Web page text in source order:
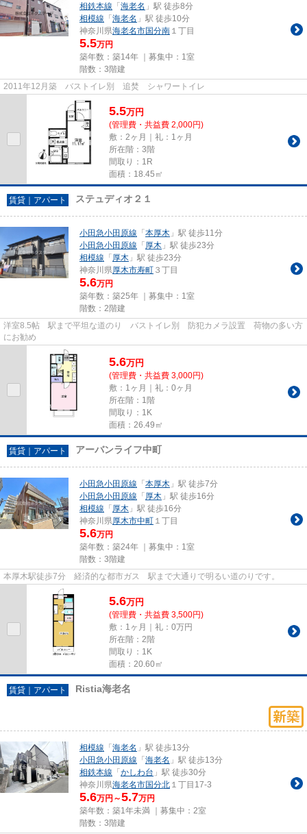
相鉄本線 「海老名 」駅 徒歩8分
相模線 「海老名 」駅 徒歩10分
神奈川県海老名市国分南 １丁目
5.5万円
築年数：築14年 ｜募集中： 1室
階数：3階建
2011年12月築 バストイレ別 追焚 シャワートイレ
5.5万円
(管理費・共益費 2,000円)
敷：2ヶ月｜礼：1ヶ月
所在階：3階
間取り：1R
面積：18.45㎡
賃貸｜アパート ステュディオ２１
小田急小田原線 「本厚木 」駅 徒歩11分
小田急小田原線 「厚木 」駅 徒歩23分
相模線 「厚木 」駅 徒歩23分
神奈川県厚木市寿町 ３丁目
5.6万円
築年数：築25年 ｜募集中： 1室
階数：2階建
洋室8.5帖 駅まで平坦な道のり バストイレ別 防犯カメラ設置 荷物の多い方
にお勧め
5.6万円
(管理費・共益費 3,000円)
敷：1ヶ月｜礼：0ヶ月
所在階：1階
間取り：1K
面積：26.49㎡
賃貸｜アパート アーバンライフ中町
小田急小田原線 「本厚木 」駅 徒歩7分
小田急小田原線 「厚木 」駅 徒歩16分
相模線 「厚木 」駅 徒歩16分
神奈川県厚木市中町 １丁目
5.6万円
築年数：築24年 ｜募集中： 1室
階数：3階建
本厚木駅徒歩7分 経済的な都市ガス 駅まで大通りで明るい道のりです。
5.6万円
(管理費・共益費 3,500円)
敷：1ヶ月｜礼：0万円
所在階：2階
間取り：1K
面積：20.60㎡
賃貸｜アパート Ristia海老名
相模線 「海老名 」駅 徒歩13分
小田急小田原線 「海老名 」駅 徒歩13分
相鉄本線 「かしわ台 」駅 徒歩30分
神奈川県海老名市国分北 １丁目17-3
5.6万円～5.7万円
築年数：築1年未満 ｜募集中： 2室
階数：3階建